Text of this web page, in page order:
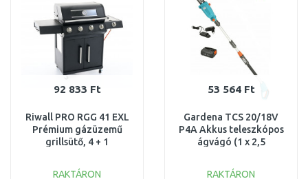
92 833 Ft
Riwall PRO RGG 41 EXL
Prémium gázüzemű
grillsütő, 4 + 1
GB01A2401115B
RAKTÁRON
53 564 Ft
Gardena TCS 20/18V
P4A Akkus teleszkópos
ágvágó (1 x 2,5
KICSOMAGOLT
RAKTÁRON